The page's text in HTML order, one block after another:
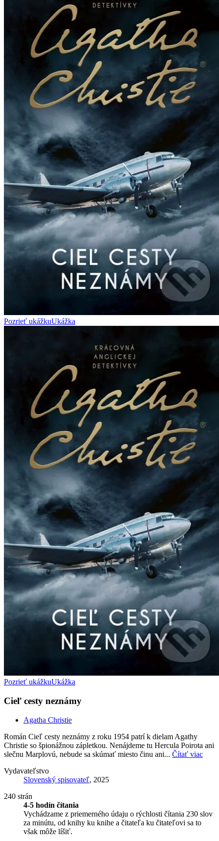
Pozrieť ukážkuUkážka
Pozrieť ukážkuUkážka
Cieľ cesty neznámy
Agatha Christie
Román Cieľ cesty neznámy z roku 1954 patrí k dielam Agathy
Christie so špionážnou zápletkou. Nenájdeme tu Hercula Poirota ani
slečnu Marplovú, nebude sa skúmať miesto činu ani... Čítať viac
Vydavateľstvo
Slovenský spisovateľ, 2025
240 strán
4-5 hodín čítania
Vychádzame z priemerného údaju o rýchlosti čítania 230 slov
za minútu, od knihy ku knihe a čitateľa ku čitateľovi sa to
však môže líšiť.